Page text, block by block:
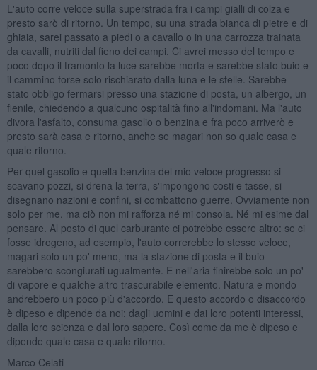
L'auto corre veloce sulla superstrada fra i campi gialli di colza e
presto sarò di ritorno. Un tempo, su una strada bianca di pietre e di
ghiaia, sarei passato a piedi o a cavallo o in una carrozza trainata
da cavalli, nutriti dal fieno dei campi. Ci avrei messo del tempo e
poco dopo il tramonto la luce sarebbe morta e sarebbe stato buio e
il cammino forse solo rischiarato dalla luna e le stelle. Sarebbe
stato obbligo fermarsi presso una stazione di posta, un albergo, un
fienile, chiedendo a qualcuno ospitalità fino all'indomani. Ma l'auto
divora l'asfalto, consuma gasolio o benzina e fra poco arriverò e
presto sarà casa e ritorno, anche se magari non so quale casa e
quale ritorno.
Per quel gasolio e quella benzina del mio veloce progresso si
scavano pozzi, si drena la terra, s'impongono costi e tasse, si
disegnano nazioni e confini, si combattono guerre. Ovviamente non
solo per me, ma ciò non mi rafforza né mi consola. Né mi esime dal
pensare. Al posto di quel carburante ci potrebbe essere altro: se ci
fosse idrogeno, ad esempio, l'auto correrebbe lo stesso veloce,
magari solo un po' meno, ma la stazione di posta e il buio
sarebbero scongiurati ugualmente. E nell'aria finirebbe solo un po'
di vapore e qualche altro trascurabile elemento. Natura e mondo
andrebbero un poco più d'accordo. E questo accordo o disaccordo
è dipeso e dipende da noi: dagli uomini e dai loro potenti interessi,
dalla loro scienza e dal loro sapere. Così come da me è dipeso e
dipende quale casa e quale ritorno.
Marco Celati